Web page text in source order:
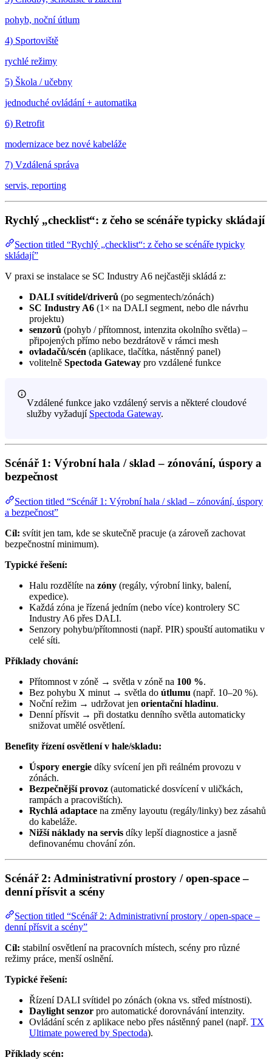
pohyb, noční útlum
4) Sportoviště
rychlé režimy
5) Škola / učebny
jednoduché ovládání + automatika
6) Retrofit
modernizace bez nové kabeláže
7) Vzdálená správa
servis, reporting
Rychlý „checklist“: z čeho se scénáře typicky skládají
Section titled “Rychlý „checklist“: z čeho se scénáře typicky
skládají”
V praxi se instalace se SC Industry A6 nejčastěji skládá z:
DALI svítidel/driverů (po segmentech/zónách)
SC Industry A6 (1× na DALI segment, nebo dle návrhu
projektu)
senzorů (pohyb / přítomnost, intenzita okolního světla) –
připojených přímo nebo bezdrátově v rámci mesh
ovladačů/scén (aplikace, tlačítka, nástěnný panel)
volitelně Spectoda Gateway pro vzdálené funkce
Vzdálené funkce jako vzdálený servis a některé cloudové
služby vyžadují Spectoda Gateway.
Scénář 1: Výrobní hala / sklad – zónování, úspory a
bezpečnost
Section titled “Scénář 1: Výrobní hala / sklad – zónování, úspory
a bezpečnost”
Cíl: svítit jen tam, kde se skutečně pracuje (a zároveň zachovat
bezpečnostní minimum).
Typické řešení:
Halu rozdělíte na zóny (regály, výrobní linky, balení,
expedice).
Každá zóna je řízená jedním (nebo více) kontrolery SC
Industry A6 přes DALI.
Senzory pohybu/přítomnosti (např. PIR) spouští automatiku v
celé síti.
Příklady chování:
Přítomnost v zóně → světla v zóně na 100 %.
Bez pohybu X minut → světla do útlumu (např. 10–20 %).
Noční režim → udržovat jen orientační hladinu.
Denní přísvit → při dostatku denního světla automaticky
snižovat umělé osvětlení.
Benefity řízení osvětlení v hale/skladu:
Úspory energie díky svícení jen při reálném provozu v
zónách.
Bezpečnější provoz (automatické dosvícení v uličkách,
rampách a pracovištích).
Rychlá adaptace na změny layoutu (regály/linky) bez zásahů
do kabeláže.
Nižší náklady na servis díky lepší diagnostice a jasně
definovanému chování zón.
Scénář 2: Administrativní prostory / open-space –
denní přísvit a scény
Section titled “Scénář 2: Administrativní prostory / open-space –
denní přísvit a scény”
Cíl: stabilní osvětlení na pracovních místech, scény pro různé
režimy práce, menší oslnění.
Typické řešení:
Řízení DALI svítidel po zónách (okna vs. střed místnosti).
Daylight senzor pro automatické dorovnávání intenzity.
Ovládání scén z aplikace nebo přes nástěnný panel (např. TX
Ultimate powered by Spectoda).
Příklady scén: